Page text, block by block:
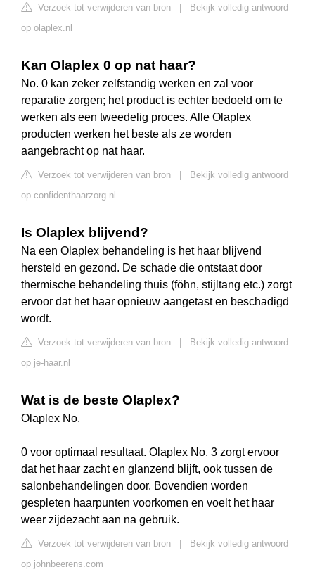
Verzoek tot verwijderen van bron
Bekijk volledig antwoord
op olaplex.nl
Kan Olaplex 0 op nat haar?
No. 0 kan zeker zelfstandig werken en zal voor
reparatie zorgen; het product is echter bedoeld om te
werken als een tweedelig proces. Alle Olaplex
producten werken het beste als ze worden
aangebracht op nat haar.
Verzoek tot verwijderen van bron
Bekijk volledig antwoord
op confidenthaarzorg.nl
Is Olaplex blijvend?
Na een Olaplex behandeling is het haar blijvend
hersteld en gezond. De schade die ontstaat door
thermische behandeling thuis (föhn, stijltang etc.) zorgt
ervoor dat het haar opnieuw aangetast en beschadigd
wordt.
Verzoek tot verwijderen van bron
Bekijk volledig antwoord
op je-haar.nl
Wat is de beste Olaplex?
Olaplex No.
0 voor optimaal resultaat. Olaplex No. 3 zorgt ervoor
dat het haar zacht en glanzend blijft, ook tussen de
salonbehandelingen door. Bovendien worden
gespleten haarpunten voorkomen en voelt het haar
weer zijdezacht aan na gebruik.
Verzoek tot verwijderen van bron
Bekijk volledig antwoord
op johnbeerens.com